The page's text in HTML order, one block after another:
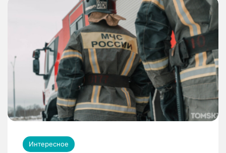
Интересное